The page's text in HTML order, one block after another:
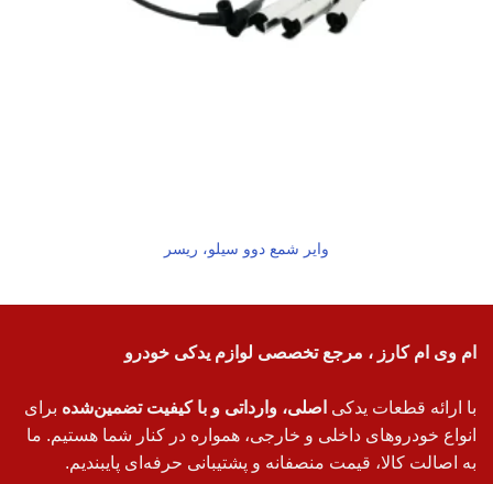
وایر شمع دوو سیلو، ریسر
ام وی ام کارز ، مرجع تخصصی لوازم یدکی خودرو
با ارائه قطعات یدکی اصلی، وارداتی و با کیفیت تضمین‌شده برای
انواع خودروهای داخلی و خارجی، همواره در کنار شما هستیم. ما
به اصالت کالا، قیمت منصفانه و پشتیبانی حرفه‌ای پایبندیم.